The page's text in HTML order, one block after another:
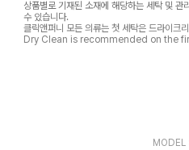
상품별로 기재된 소재에 해당하는 세탁 및 관
수 있습니다.
클릭앤퍼니 모든 의류는 첫 세탁은 드라이크
Dry Clean is recommended on the
MODEL